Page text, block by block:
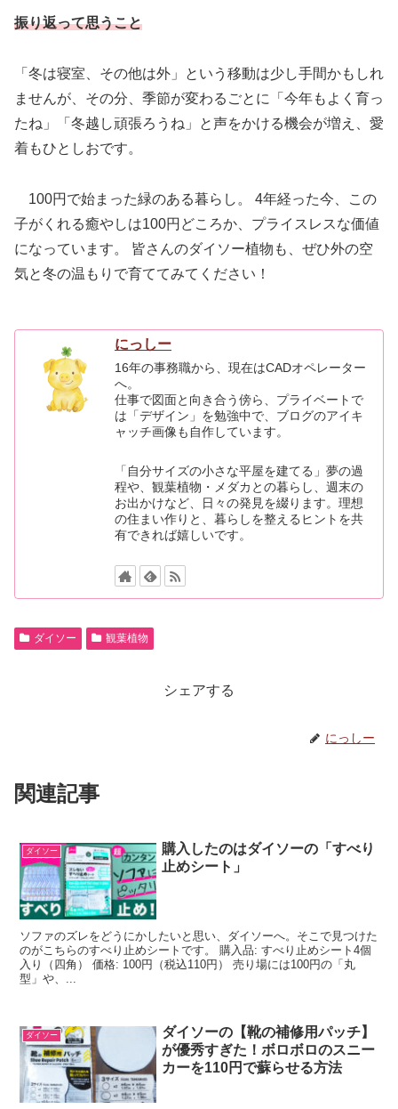
振り返って思うこと
「冬は寝室、その他は外」という移動は少し手間かもしれ
ませんが、その分、季節が変わるごとに「今年もよく育っ
たね」「冬越し頑張ろうね」と声をかける機会が増え、愛
着もひとしおです。
100円で始まった緑のある暮らし。 4年経った今、この
子がくれる癒やしは100円どころか、プライスレスな価値
になっています。 皆さんのダイソー植物も、ぜひ外の空
気と冬の温もりで育ててみてください！
にっしー
16年の事務職から、現在はCADオペレーター
へ。
仕事で図面と向き合う傍ら、プライベートで
は「デザイン」を勉強中で、ブログのアイキ
ャッチ画像も自作しています。
「自分サイズの小さな平屋を建てる」夢の過
程や、観葉植物・メダカとの暮らし、週末の
お出かけなど、日々の発見を綴ります。理想
の住まい作りと、暮らしを整えるヒントを共
有できれば嬉しいです。
ダイソー 観葉植物
シェアする
にっしー
関連記事
ダイソー
購入したのはダイソーの「すべり
止めシート」
ソファのズレをどうにかしたいと思い、ダイソーへ。そこで見つけた
のがこちらのすべり止めシートです。 購入品: すべり止めシート4個
入り（四角） 価格: 100円（税込110円） 売り場には100円の「丸
型」や、...
ダイソー
ダイソーの【靴の補修用パッチ】
が優秀すぎた！ボロボロのスニー
カーを110円で蘇らせる方法